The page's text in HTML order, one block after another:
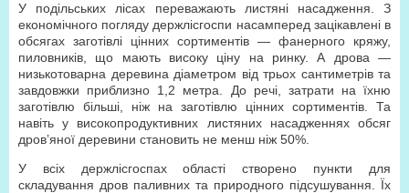
У подільських лісах переважають листяні насадження. З
економічного погляду держлісгоспи насамперед зацікавлені в
обсягах заготівлі цінних сортиментів — фанерного кряжу,
пиловників, що мають високу ціну на ринку. А дрова —
низькотоварна деревина діаметром від трьох сантиметрів та
завдовжки приблизно 1,2 метра. До речі, затрати на їхню
заготівлю більші, ніж на заготівлю цінних сортиментів. Та
навіть у високопродуктивних листяних насадженнях обсяг
дров’яної деревини становить не менш ніж 50%.
У всіх держлісгоспах області створено пункти для
складування дров паливних та природного підсушування. Їх